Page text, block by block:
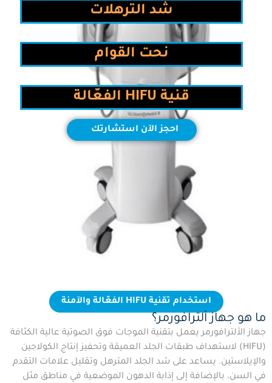
شد الترهلات
نحت القوام
قنية HIFU الفعّالة
احجز الآن استشارتك
استخدام تقنية HIFU الفعّالة والآمنة
ما هو جهاز ألترافورمر؟
جهاز الألترافورمر يعمل بتقنية الموجات فوق الصوتية عالية الكثافة
(HIFU) لاستهداف طبقات الجلد العميقة وتحفيز إنتاج الكولاجين
والإيلاستين. يساعد على شد الجلد المترهل وتقليل علامات التقدم
في السن، بالإضافة إلى إذابة الدهون الموضعية في مناطق مثل